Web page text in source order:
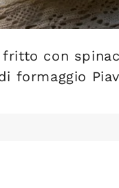
fritto con
formaggio